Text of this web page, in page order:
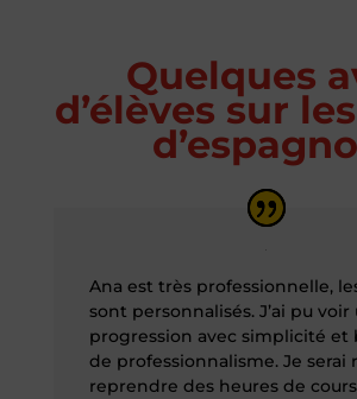
Quelques
d’élèves sur
Ana est très professionnelle,
sont personnalisés. J’ai pu
progression avec simplicité et
de professionnalisme. Je serai
reprendre des heures de